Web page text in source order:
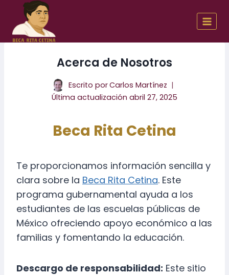
content
Acerca de Nosotros
Escrito porCarlos Martínez
Última actualización abril 27, 2025
Beca Rita Cetina
Te proporcionamos información sencilla y
clara sobre la Beca Rita Cetina. Este
programa gubernamental ayuda a los
estudiantes de las escuelas públicas de
México ofreciendo apoyo económico a las
familias y fomentando la educación.
Descargo de responsabilidad: Este sitio